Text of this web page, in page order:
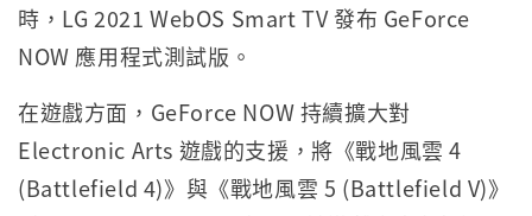
時，LG 2021 WebOS Smart TV 發布 GeForce
NOW 應用程式測試版。
在遊戲方面，GeForce NOW 持續擴大對
Electronic Arts 遊戲的支援，將《戰地風雲 4
(Battlefield 4)》與《戰地風雲 5 (Battlefield V)》